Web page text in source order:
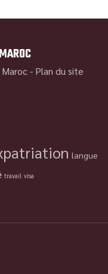
- Plan du site
langue
travail visa